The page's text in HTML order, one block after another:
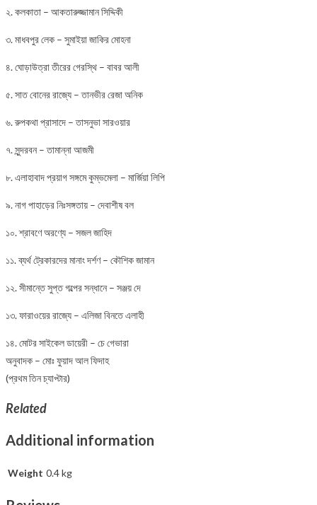
২. কলকাতা – আকতারুজ্জামান সিদ্দিকী
৩. মাধবপুর লেক – সুমাইয়া জাকির মোহনা
৪. ঘোড়াউত্রা তীরের গেরস্থি – বাবর আলী
৫. সাত বোনের রাজ্যে – তানভীর রেজা অনিক
৬. রুপকথা প্রাসাদে – তাসনুভা সারওয়ার
৭. সুন্দরবন – তামান্না আজমী
৮. এলাহাবাদ প্রয়াগ সঙ্গমে কুম্ভমেলা – মার্জিয়া লিপি
৯. নাগ পাহাড়ের নিঃসঙ্গতায় – দেবাশীষ বল
১০. শ্রাবণে অরণ্যে – সজল জাহিদ
১১. ব্যর্থ ট্রেকারদের মানাং দর্শণ – কৌশিক জামান
১২. সীমান্তে সুপ্ত গল্পের সন্ধানে – সঞ্জয় দে
১৩. ফারাওয়ের রাজ্যে – এলিজা বিনতে এলাহী
১৪. মোটর সাইকেল ডায়েরী – চে গেভারা
অনুবাদক – মোঃ ফুয়াদ আল ফিদাহ
(প্রথম তিন চ্যাপ্টার)
Related
Additional information
Weight 0.4 kg